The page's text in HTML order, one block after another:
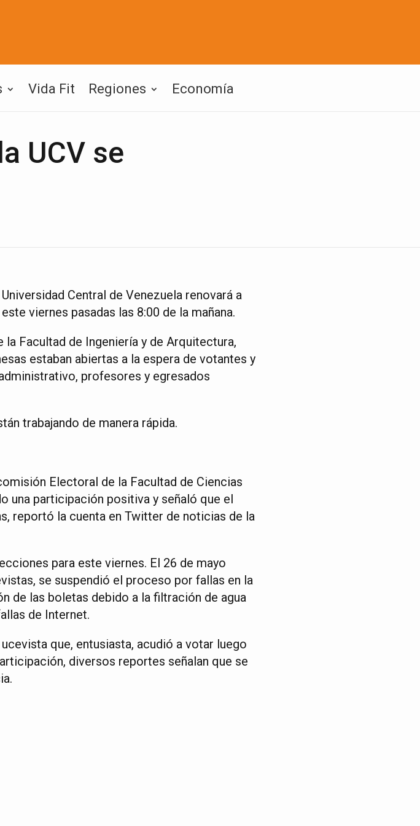
Vida Fit Regiones Economía
UCV se
Central de Venezuela renovará a
viernes pasadas las 8:00 de la mañana.
Facultad de Ingeniería y de Arquitectura,
estaban abiertas a la espera de votantes y
profesores y egresados
trabajando de manera rápida.
Electoral de la Facultad de Ciencias
una participación positiva y señaló que el
reportó la cuenta en Twitter de noticias de la
para este viernes. El 26 de mayo
se suspendió el proceso por fallas en la
de las boletas debido a la filtración de agua
de Internet.
que, entusiasta, acudió a votar luego
diversos reportes señalan que se